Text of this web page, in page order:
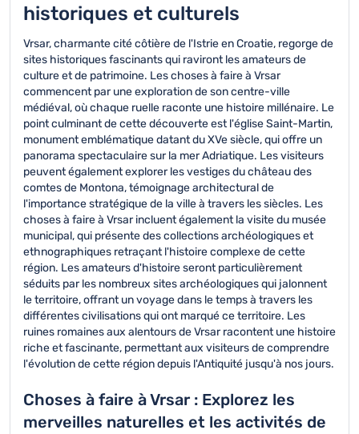
historiques et culturels
Vrsar, charmante cité côtière de l'Istrie en Croatie, regorge de
sites historiques fascinants qui raviront les amateurs de
culture et de patrimoine. Les choses à faire à Vrsar
commencent par une exploration de son centre-ville
médiéval, où chaque ruelle raconte une histoire millénaire. Le
point culminant de cette découverte est l'église Saint-Martin,
monument emblématique datant du XVe siècle, qui offre un
panorama spectaculaire sur la mer Adriatique. Les visiteurs
peuvent également explorer les vestiges du château des
comtes de Montona, témoignage architectural de
l'importance stratégique de la ville à travers les siècles. Les
choses à faire à Vrsar incluent également la visite du musée
municipal, qui présente des collections archéologiques et
ethnographiques retraçant l'histoire complexe de cette
région. Les amateurs d'histoire seront particulièrement
séduits par les nombreux sites archéologiques qui jalonnent
le territoire, offrant un voyage dans le temps à travers les
différentes civilisations qui ont marqué ce territoire. Les
ruines romaines aux alentours de Vrsar racontent une histoire
riche et fascinante, permettant aux visiteurs de comprendre
l'évolution de cette région depuis l'Antiquité jusqu'à nos jours.
Choses à faire à Vrsar : Explorez les
merveilles naturelles et les activités de